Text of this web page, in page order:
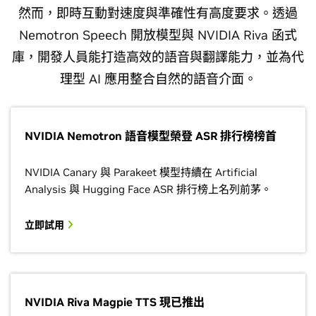
然而，即時互動對速度與準確性有高度要求。透過
Nemotron Speech 開放模型與 NVIDIA Riva 函式
庫，開發人員能打造高效的語音與翻譯能力，並為代
理型 AI 應用整合自然的語音介面。
NVIDIA Nemotron 語音模型榮登 ASR 排行榜榜首
NVIDIA Canary 與 Parakeet 模型持續在 Artificial
Analysis 與 Hugging Face ASR 排行榜上名列前茅。
立即試用
NVIDIA Riva Magpie TTS 現已推出